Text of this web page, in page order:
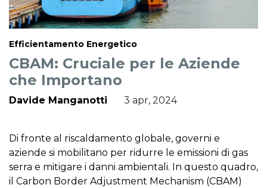
Efficientamento Energetico
CBAM: Cruciale per le Aziende
che Importano
Davide Manganotti 3 apr, 2024
Di fronte al riscaldamento globale, governi e
aziende si mobilitano per ridurre le emissioni di gas
serra e mitigare i danni ambientali. In questo quadro,
il Carbon Border Adjustment Mechanism (CBAM)